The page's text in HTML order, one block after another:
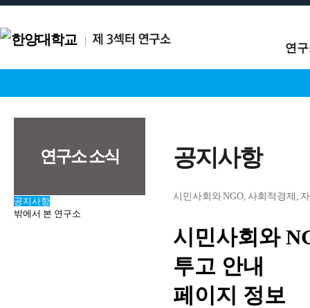
연
연구소 소식
공지사항
밖에서 본 연구소
공지사항
시민사회와 NGO, 사회적경제,
시민사회와
투고 안내
페이지 정보